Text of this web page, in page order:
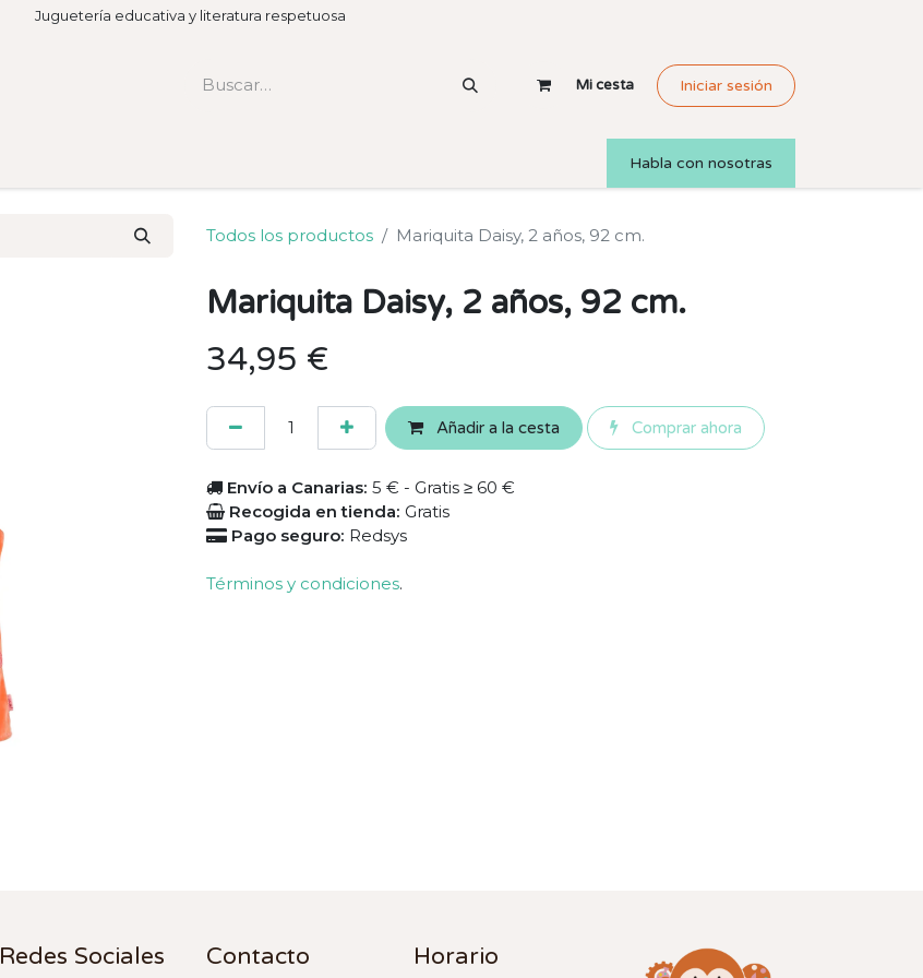
Juguetería educativa y literatura respetuosa
Mi cesta Iniciar sesión
Habla con nosotras
Todos los productos Mariquita Daisy, 2 años, 92 cm.
Mariquita Daisy, 2 años, 92 cm.
34,95 €
Añadir a la cesta Comprar ahora
Envío a Canarias: 5 € - Gratis ≥ 60 €
Recogida en tienda: Gratis
Pago seguro: Redsys
Términos y condiciones.
Redes Sociales Contacto Horario